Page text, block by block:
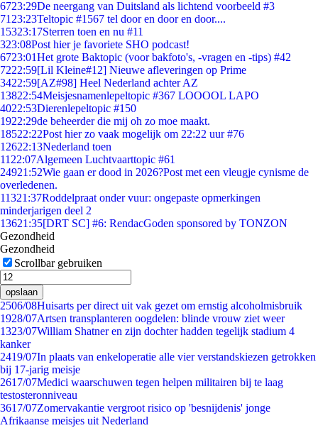
6723:29De neergang van Duitsland als lichtend voorbeeld #3
71 23:23Teltopic #1567 tel door en door en door....
15323:17Sterren toen en nu #11
323:08Post hier je favoriete SHO podcast!
6723:01Het grote Baktopic (voor bakfoto's, -vragen en -tips) #42
7222:59[Lil Kleine#12] Nieuwe afleveringen op Prime
3422:59[AZ#98] Heel Nederland achter AZ
13822:54Meisjesnamenlepeltopic #367 LOOOOL LAPO
4022:53Dierenlepeltopic #150
1922:29de beheerder die mij oh zo moe maakt.
18522:22Post hier zo vaak mogelijk om 22:22 uur #76
12622:13Nederland toen
11 22:07Algemeen Luchtvaarttopic #61
24921:52Wie gaan er dood in 2026?Post met een vleugje cynisme de
overledenen.
11321:37Roddelpraat onder vuur: ongepaste opmerkingen
minderjarigen deel 2
13621:35[DRT SC] #6: RendacGoden sponsored by TONZON
Gezondheid
Gezondheid
Scrollbar gebruiken
opslaan
2506/08Huisarts per direct uit vak gezet om ernstig alcoholmisbruik
1928/07Artsen transplanteren oogdelen: blinde vrouw ziet weer
1323/07William Shatner en zijn dochter hadden tegelijk stadium 4
kanker
2419/07In plaats van enkeloperatie alle vier verstandskiezen getrokken
bij 17-jarig meisje
2617/07Medici waarschuwen tegen helpen militairen bij te laag
testosteronniveau
3617/07Zomervakantie vergroot risico op 'besnijdenis' jonge
Afrikaanse meisjes uit Nederland